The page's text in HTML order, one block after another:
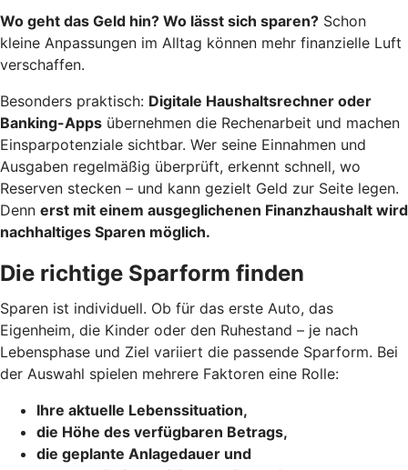
Wo geht das Geld hin? Wo lässt sich sparen? Schon
kleine Anpassungen im Alltag können mehr finanzielle Luft
verschaffen.
Besonders praktisch: Digitale Haushaltsrechner oder
Banking-Apps übernehmen die Rechenarbeit und machen
Einsparpotenziale sichtbar. Wer seine Einnahmen und
Ausgaben regelmäßig überprüft, erkennt schnell, wo
Reserven stecken – und kann gezielt Geld zur Seite legen.
Denn erst mit einem ausgeglichenen Finanzhaushalt wird
nachhaltiges Sparen möglich.
Die richtige Sparform finden
Sparen ist individuell. Ob für das erste Auto, das
Eigenheim, die Kinder oder den Ruhestand – je nach
Lebensphase und Ziel variiert die passende Sparform. Bei
der Auswahl spielen mehrere Faktoren eine Rolle:
Ihre aktuelle Lebenssituation,
die Höhe des verfügbaren Betrags,
die geplante Anlagedauer und